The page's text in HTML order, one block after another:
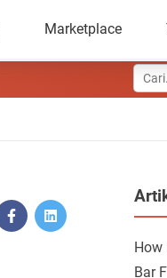
Marketplace
How
Bar